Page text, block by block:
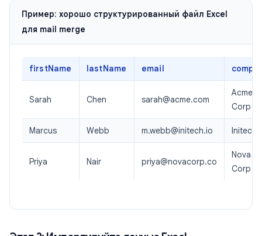
Пример: хорошо структурированный файл Excel
для mail merge
firstName lastName email
Sarah Chen sarah@acme.com
Acme
Corp
Marcus Webb m.webb@initech.io Initech
Priya Nair priya@novacorp.co
Nova
Corp